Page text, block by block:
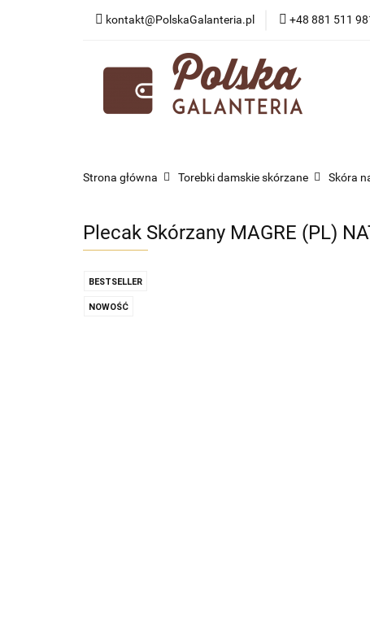
kontakt@PolskaGalanteria.pl +48 881 511
KATEGORIE
PORADY I
Strona główna Torebki damskie skórzane Skóra
Plecak Skórzany MAGRE (PL)
BESTSELLER
NOWOŚĆ